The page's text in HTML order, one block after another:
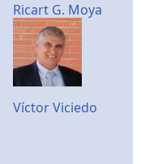
Ricart G. Moya
Víctor Viciedo